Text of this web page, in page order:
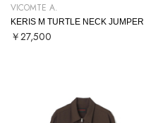
VICOMTE A.
KERIS M TURTLE NECK JUMPER
￥27,500